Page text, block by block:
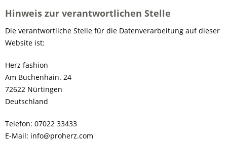
Hinweis zur verantwortlichen Stelle
Die verantwortliche Stelle für die Datenverarbeitung auf dieser
Website ist:
Herz fashion
Am Buchenhain. 24
72622 Nürtingen
Deutschland
Telefon: 07022 33433
E-Mail: info@proherz.com